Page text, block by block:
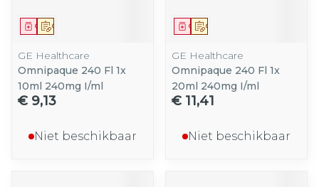
Op voorschrift
Geneesmiddel
GE Healthcare
Omnipaque 240 Fl 1x
10ml 240mg I/ml
€ 9,13
Niet beschikbaar
Op voorschrift
Geneesmiddel
GE Healthcare
Omnipaque 240 Fl 1x
20ml 240mg I/ml
€ 11,41
Niet beschikbaar